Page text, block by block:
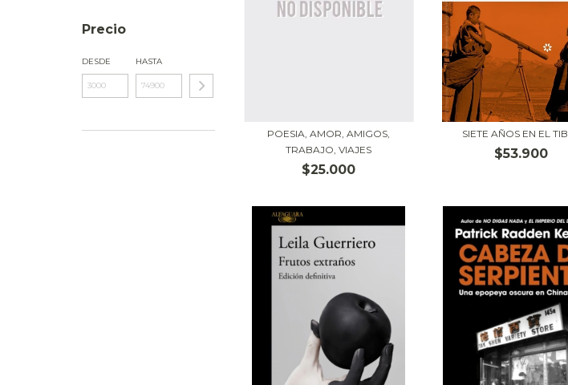
Precio
DESDE HASTA
POESIA, AMOR, AMIGOS,
TRABAJO, VIAJES
$25.000
SIETE AÑOS EN EL
$53.900